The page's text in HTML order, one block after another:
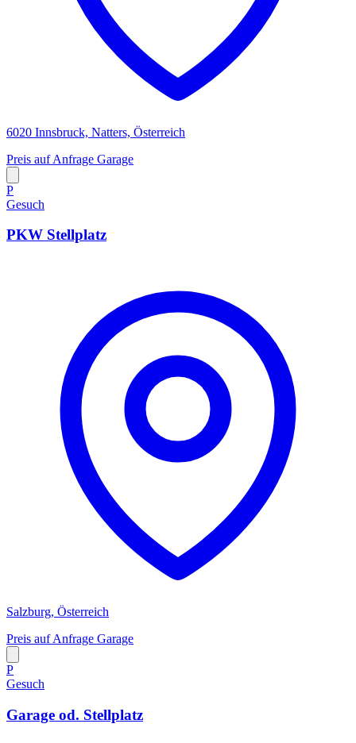
6020 Innsbruck, Natters, Österreich
Preis auf Anfrage Garage
P
Gesuch
PKW Stellplatz
Salzburg, Österreich
Preis auf Anfrage Garage
P
Gesuch
Garage od. Stellplatz